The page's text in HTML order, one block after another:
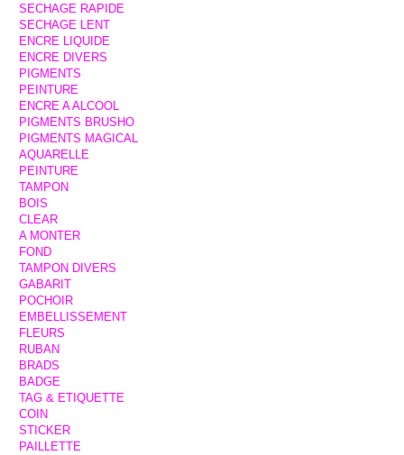
SECHAGE RAPIDE
SECHAGE LENT
ENCRE LIQUIDE
ENCRE DIVERS
PIGMENTS
PEINTURE
ENCRE A ALCOOL
PIGMENTS BRUSHO
PIGMENTS MAGICAL
AQUARELLE
PEINTURE
TAMPON
BOIS
CLEAR
A MONTER
FOND
TAMPON DIVERS
GABARIT
POCHOIR
EMBELLISSEMENT
FLEURS
RUBAN
BRADS
BADGE
TAG & ETIQUETTE
COIN
STICKER
PAILLETTE